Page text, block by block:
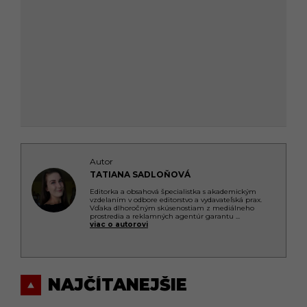
Autor
TATIANA SADLOŇOVÁ
Editorka a obsahová špecialistka s akademickým
vzdelaním v odbore editorstvo a vydavateľská prax.
Vďaka dlhoročným skúsenostiam z mediálneho
prostredia a reklamných agentúr garantu ...
viac o autorovi
NAJČÍTANEJŠIE